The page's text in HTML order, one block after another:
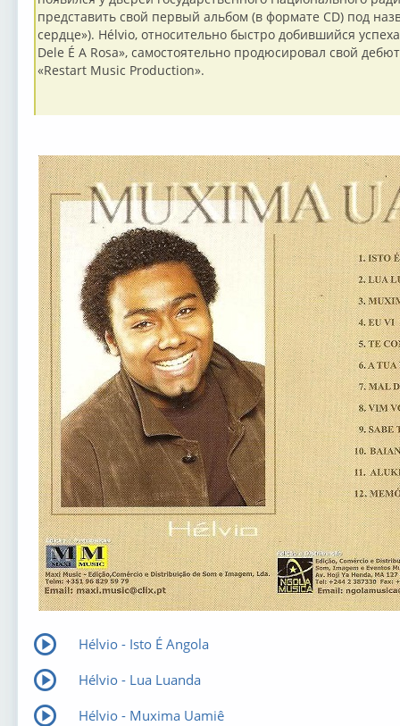
представить свой первый альбом (в формате CD) под
сердце»). Hélvio, относительно быстро добившийся
Dele É A Rosa», самостоятельно продюсировал свой
«Restart Music Production».
Hélvio - Isto É Angola
Hélvio - Lua Luanda
Hélvio - Muxima Uamiê